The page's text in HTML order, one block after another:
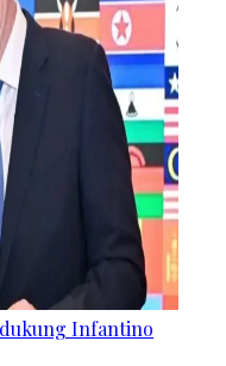
Infantino